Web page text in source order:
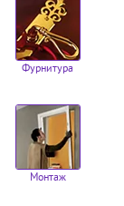
Фурнитура
Монтаж